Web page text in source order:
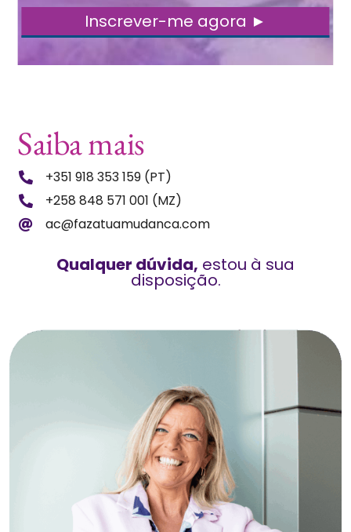
Saiba mais
+351 918 353 159 (PT)
+258 848 571 001 (MZ)
ac@fazatuamudanca.com
Qualquer dúvida, estou à sua
disposição.